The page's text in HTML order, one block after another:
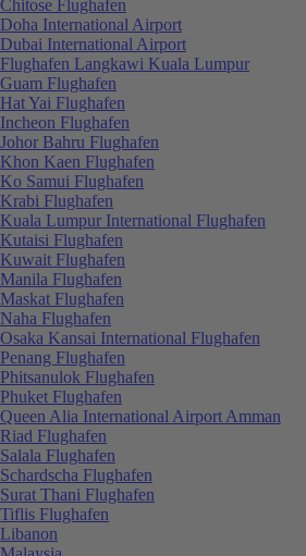
Chitose Flughafen
Doha International Airport
Dubai International Airport
Flughafen Langkawi Kuala Lumpur
Guam Flughafen
Hat Yai Flughafen
Incheon Flughafen
Johor Bahru Flughafen
Khon Kaen Flughafen
Ko Samui Flughafen
Krabi Flughafen
Kuala Lumpur International Flughafen
Kutaisi Flughafen
Kuwait Flughafen
Manila Flughafen
Maskat Flughafen
Naha Flughafen
Osaka Kansai International Flughafen
Penang Flughafen
Phitsanulok Flughafen
Phuket Flughafen
Queen Alia International Airport Amman
Riad Flughafen
Salala Flughafen
Schardscha Flughafen
Surat Thani Flughafen
Tiflis Flughafen
Libanon